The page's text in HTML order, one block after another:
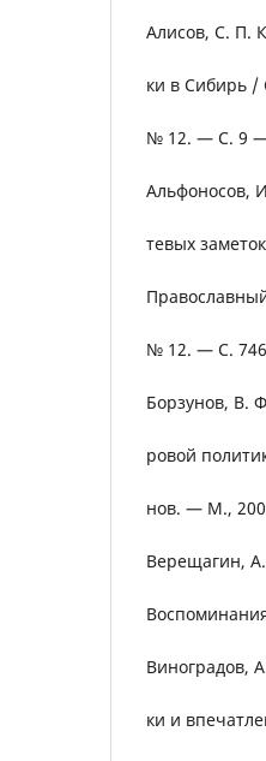
Алисов, С. П.
ки в Сибирь
№ 12. — С. 9
Альфоносов,
тевых
№ 12. — С.
Борзунов, В.
ровой
нов. — М.,
Верещагин,
Виноградов,
ки и